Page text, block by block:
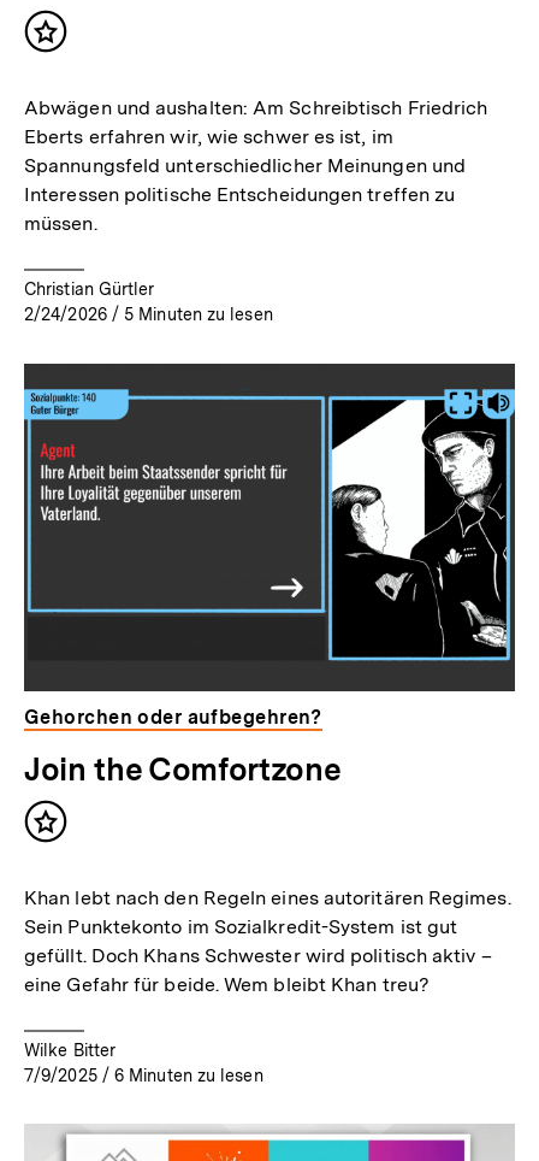
Inhalt
Abwägen und aushalten: Am Schreibtisch Friedrich
Eberts erfahren wir, wie schwer es ist, im
Spannungsfeld unterschiedlicher Meinungen und
Interessen politische Entscheidungen treffen zu
müssen.
Christian Gürtler
2/24/2026 / 5 Minuten zu lesen
Gehorchen oder aufbegehren?
Join the Comfortzone
Inhalt
Khan lebt nach den Regeln eines autoritären Regimes.
Sein Punktekonto im Sozialkredit-System ist gut
gefüllt. Doch Khans Schwester wird politisch aktiv –
eine Gefahr für beide. Wem bleibt Khan treu?
Wilke Bitter
7/9/2025 / 6 Minuten zu lesen